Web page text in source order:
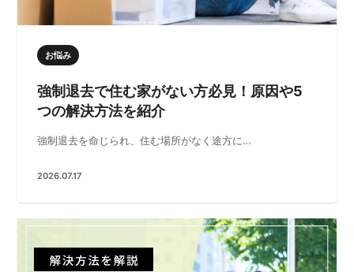
お悩み
強制退去で住む家がない方必見！原因や5
つの解決方法を紹介
強制退去を命じられ、住む場所がなく途方に…
2026.07.17